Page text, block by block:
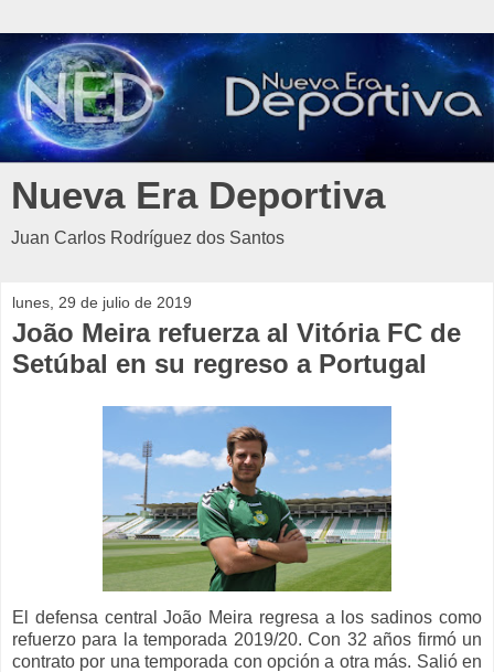
Nueva Era Deportiva
Juan Carlos Rodríguez dos Santos
lunes, 29 de julio de 2019
João Meira refuerza al Vitória FC de
Setúbal en su regreso a Portugal
El defensa central João Meira regresa a los sadinos como
refuerzo para la temporada 2019/20. Con 32 años firmó un
contrato por una temporada con opción a otra más. Salió en